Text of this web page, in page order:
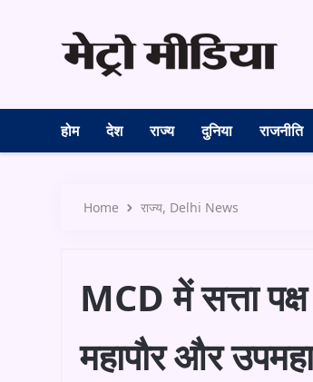
होम देश राज्य दुनिया राजनीति
Home राज्य Delhi News
MCD में सत्ता
महापौर और